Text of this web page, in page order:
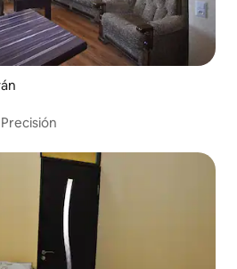
Precisión